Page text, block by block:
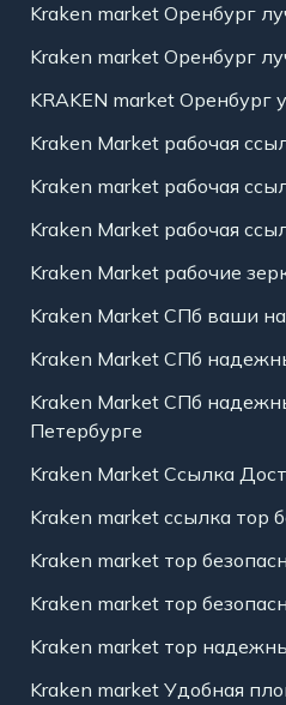
Kraken market Оренбург
Kraken market Оренбург
KRAKEN market Оренбург
Kraken Market рабочая
Kraken market рабочая
Kraken Market рабочая
Kraken Market рабочие
Kraken Market СПб ваши
Kraken Market СПб
Kraken Market СПб
Петербурге
Kraken Market Ссылка
Kraken market ссылка тор
Kraken market тор
Kraken market тор
Kraken market тор
Kraken market Удобная